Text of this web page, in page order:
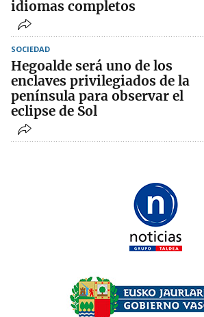
idiomas completos
SOCIEDAD
Hegoalde será uno de los
enclaves privilegiados de la
península para observar el
eclipse de Sol